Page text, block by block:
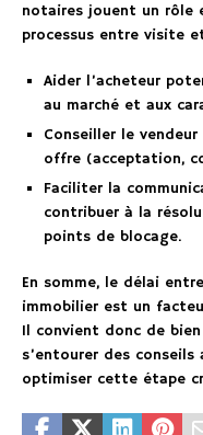
notaires jouent un rôle
processus entre visite
Aider l’acheteur
au marché et aux
Conseiller le
offre (acceptation,
Faciliter la
contribuer à la
points de blocage.
En somme, le délai
immobilier est un
Il convient donc de
s’entourer des
optimiser cette étape